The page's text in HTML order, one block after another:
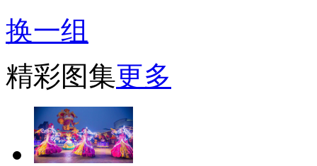
换一组
精彩图集更多